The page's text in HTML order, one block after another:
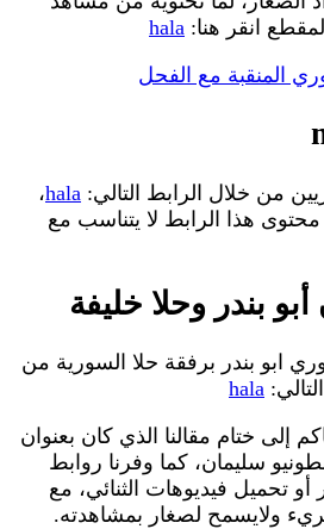
انقر هنا: hala
المنقبة مع الفحل
من خلال الرابط التالي: hala،
هذا الرابط لا يتناسب مع
بندر وحلا خليفة
ابو بندر برفقة حلا السورية من
hala
إلى ختام مقالنا الذي كان بعنوان
سليمان، كما وفرنا روابط
أو تحميل فيديوهات الثنائي، مع
ولايسمح لصغار بمشاهدته.